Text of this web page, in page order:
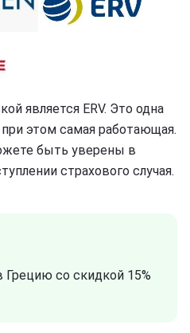
является ERV. Это одна
при этом самая работающая.
быть уверены в
страхового случая.
со скидкой 15%